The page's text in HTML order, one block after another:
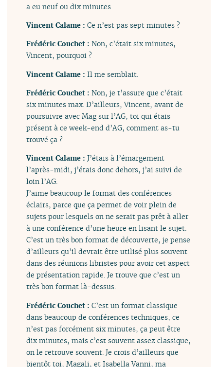
a eu neuf ou dix minutes.
Vincent Calame :Ce n’est pas sept minutes ?
Frédéric Couchet :Non, c’était six minutes,
Vincent, pourquoi ?
Vincent Calame :Il me semblait.
Frédéric Couchet :Non, je t’assure que c’était
six minutes max. D’ailleurs, Vincent, avant de
poursuivre avec Mag sur l’AG, toi qui étais
présent à ce week-end d’AG, comment as-tu
trouvé ça ?
Vincent Calame :J’étais à l’émargement
l’après-midi, j’étais donc dehors, j’ai suivi de
loin l’AG.
J’aime beaucoup le format des conférences
éclairs, parce que ça permet de voir plein de
sujets pour lesquels on ne serait pas prêt à aller
à une conférence d’une heure en lisant le sujet.
C’est un très bon format de découverte, je pense
d’ailleurs qu’il devrait être utilisé plus souvent
dans des réunions libristes pour avoir cet aspect
de présentation rapide. Je trouve que c’est un
très bon format là-dessus.
Frédéric Couchet :C’est un format classique
dans beaucoup de conférences techniques, ce
n’est pas forcément six minutes, ça peut être
dix minutes, mais c’est souvent assez classique,
on le retrouve souvent. Je crois d’ailleurs que
bientôt toi, Magali, et Isabella Vanni, ma